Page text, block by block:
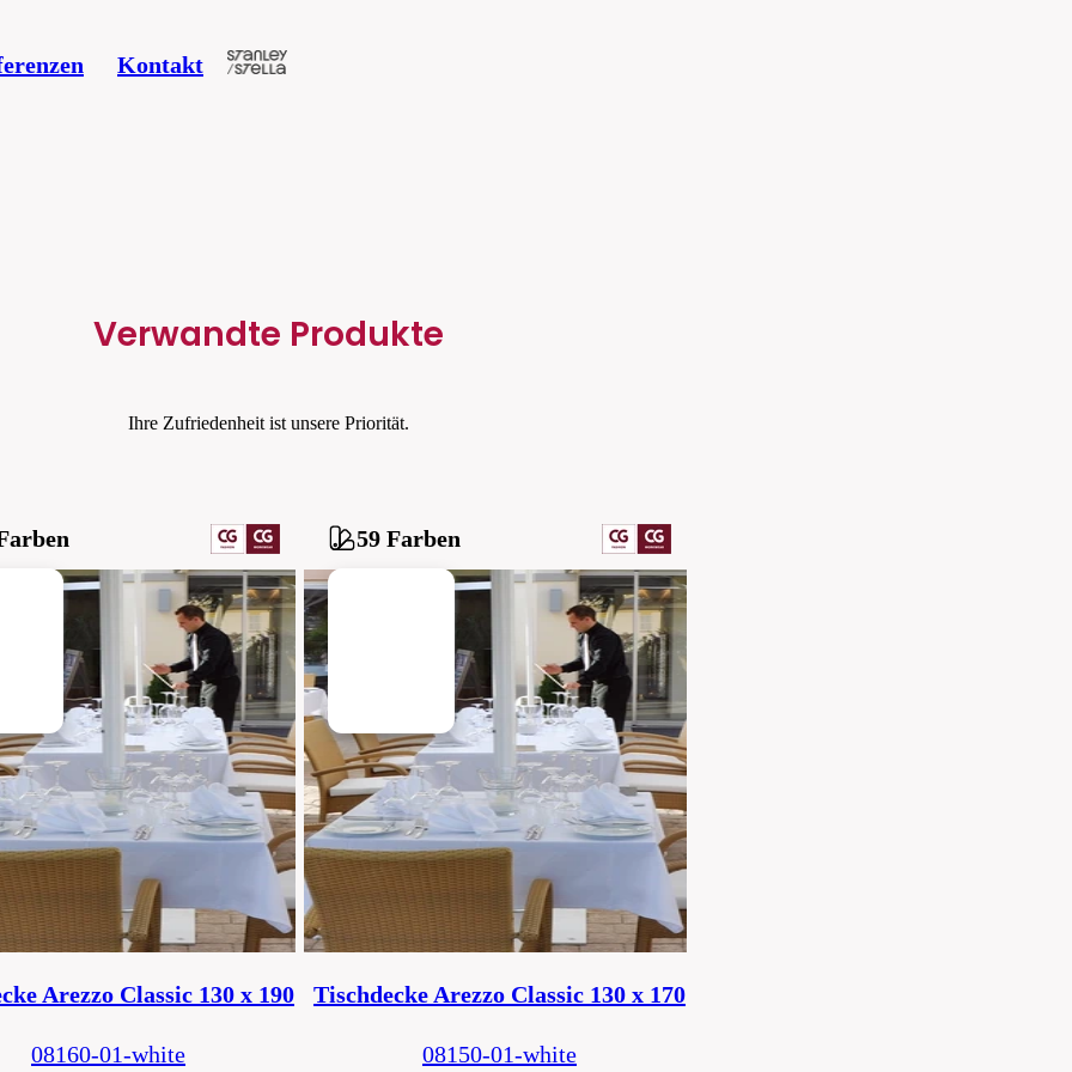
Kontakt
Verwandte Produkte
Ihre Zufriedenheit ist unsere Priorität.
Arezzo Classic 130 x 190
08160-01-white
59 Farben
Tischdecke Arezzo Classic 130 x 170
08150-01-white